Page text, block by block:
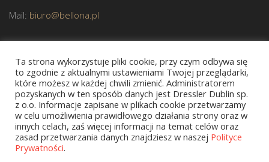
Mail: biuro@bellona.pl
JESTEŚMY CZŁONKIEM POLSKIEJ IZBY KSIĄŻKI
Ta strona wykorzystuje pliki cookie, przy czym odbywa się
to zgodnie z aktualnymi ustawieniami Twojej przeglądarki,
które możesz w każdej chwili zmienić. Administratorem
pozyskanych w ten sposób danych jest Dressler Dublin sp.
z o.o. Informacje zapisane w plikach cookie przetwarzamy
w celu umożliwienia prawidłowego działania strony oraz w
innych celach, zaś więcej informacji na temat celów oraz
zasad przetwarzania danych znajdziesz w naszej Polityce
Prywatności.